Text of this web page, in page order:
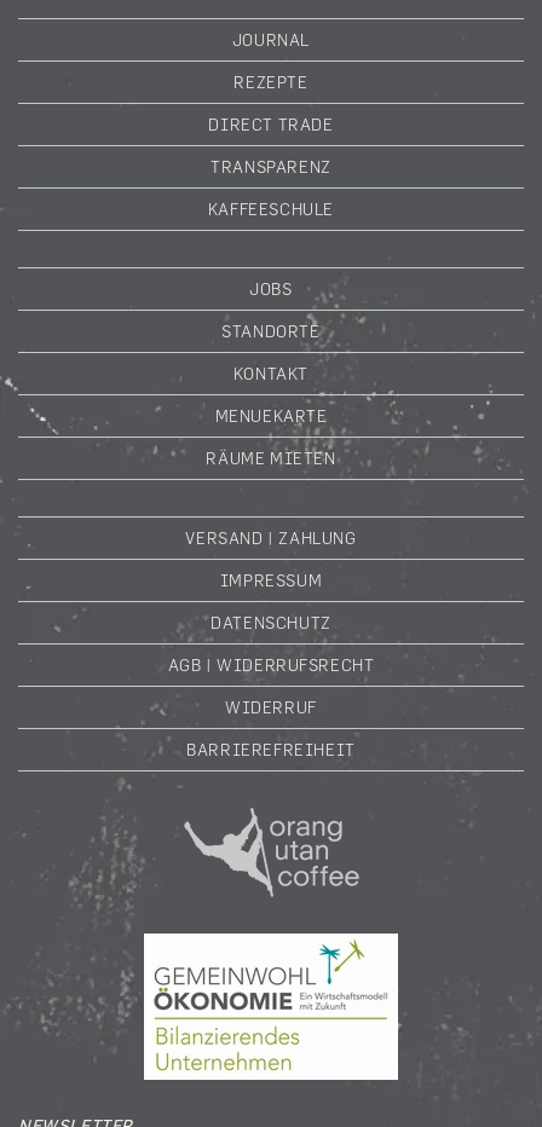
JOURNAL
REZEPTE
DIRECT TRADE
TRANSPARENZ
KAFFEESCHULE
JOBS
STANDORTE
KONTAKT
MENUEKARTE
RÄUME MIETEN
VERSAND | ZAHLUNG
IMPRESSUM
DATENSCHUTZ
AGB | WIDERRUFSRECHT
WIDERRUF
BARRIEREFREIHEIT